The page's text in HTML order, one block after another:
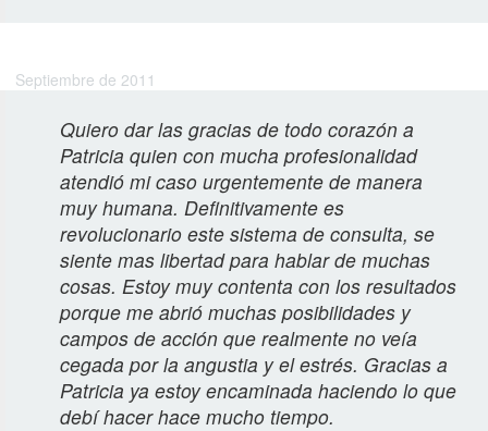
Septiembre de 2011
Quiero dar las gracias de todo corazón a
Patricia quien con mucha profesionalidad
atendió mi caso urgentemente de manera
muy humana. Definitivamente es
revolucionario este sistema de consulta, se
siente mas libertad para hablar de muchas
cosas. Estoy muy contenta con los resultados
porque me abrió muchas posibilidades y
campos de acción que realmente no veía
cegada por la angustia y el estrés. Gracias a
Patricia ya estoy encaminada haciendo lo que
debí hacer hace mucho tiempo.